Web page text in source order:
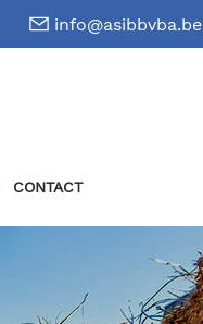
info@asibbvba.be
CONTACT